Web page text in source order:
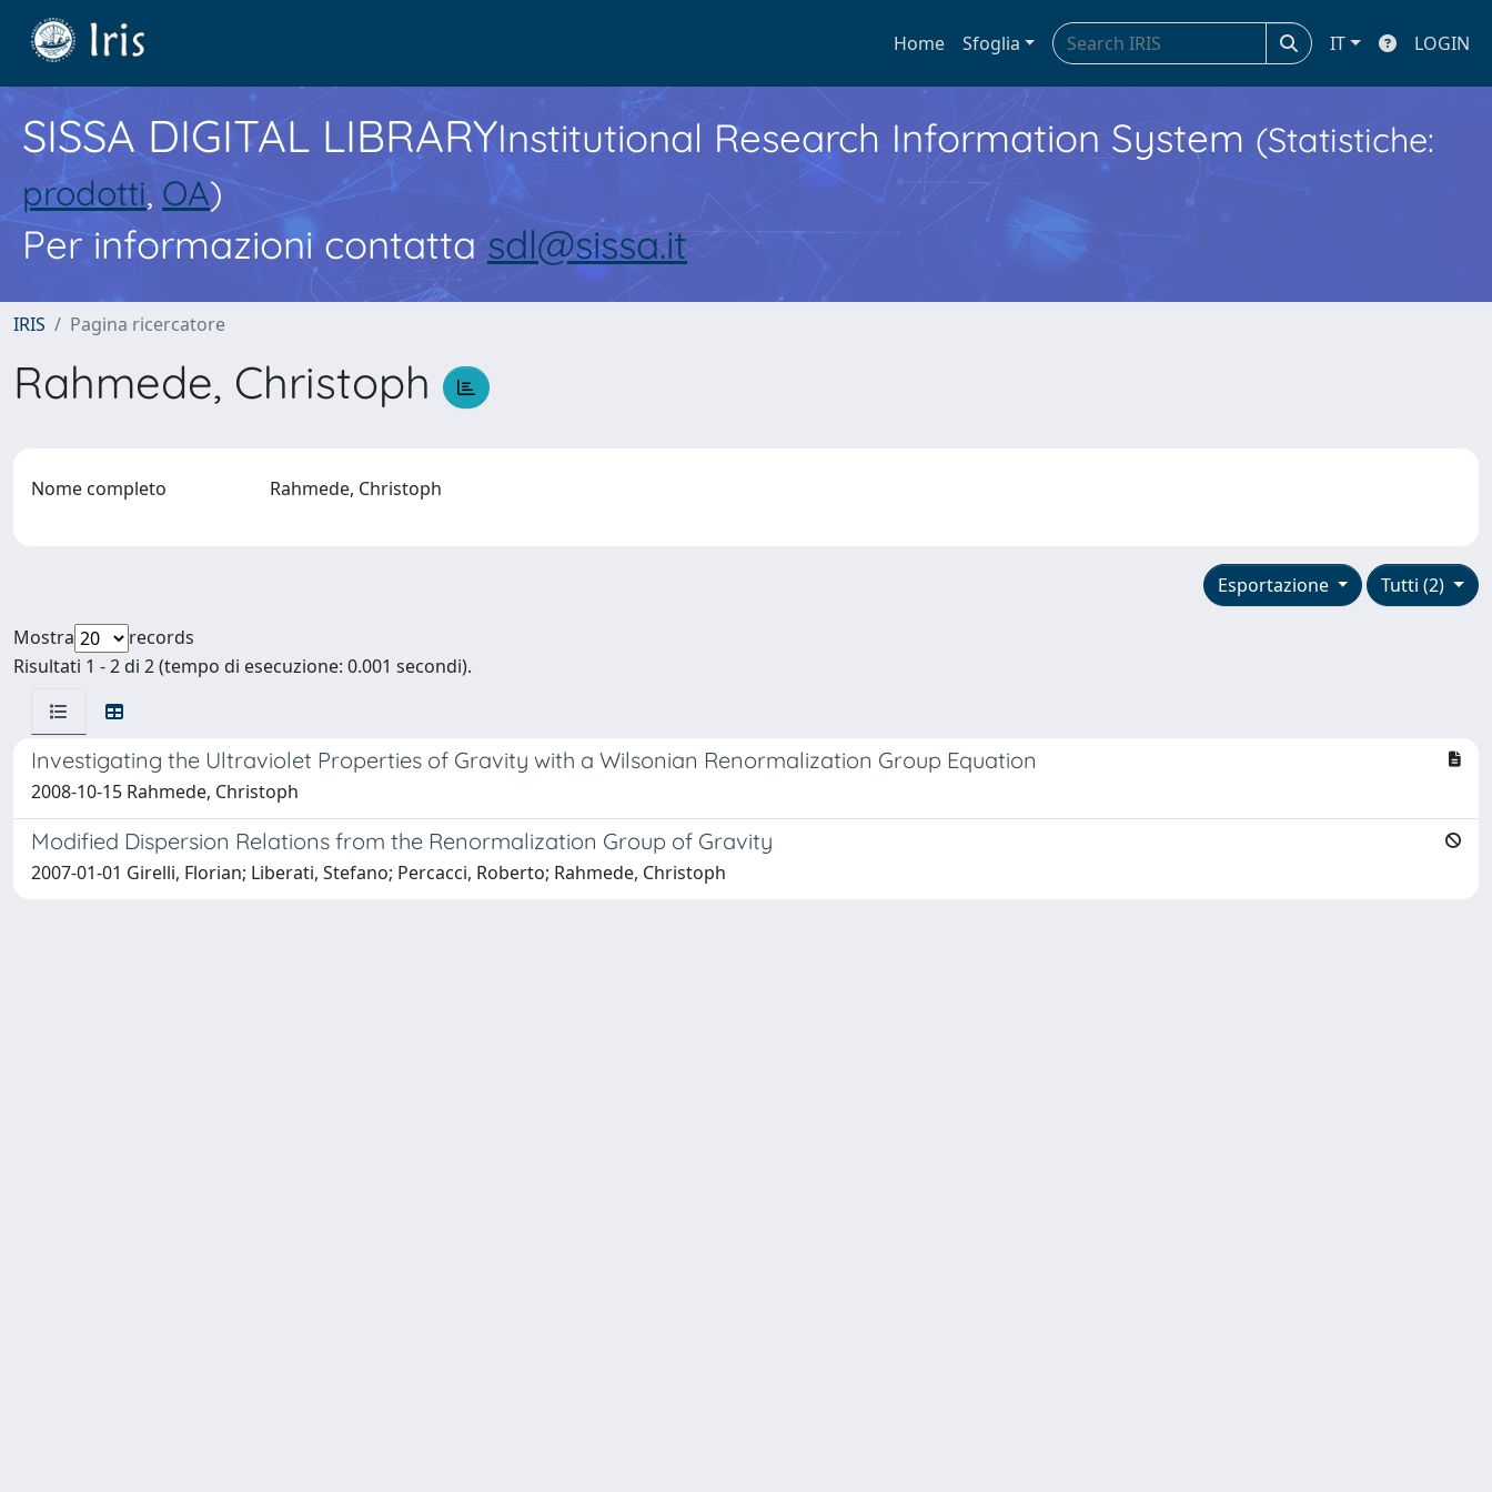
Home Sfoglia IT LOGIN
SISSA DIGITAL LIBRARYInstitutional Research Information System (Statistiche:
prodotti, OA)
Per informazioni contatta sdl@sissa.it
IRIS Pagina ricercatore
Rahmede, Christoph
Nome completo Rahmede, Christoph
Tutti (2)
Esportazione
Mostra
records
Risultati 1 - 2 di 2 (tempo di esecuzione: 0.001 secondi).
Investigating the Ultraviolet Properties of Gravity with a Wilsonian Renormalization Group Equation
2008-10-15 Rahmede, Christoph
Modified Dispersion Relations from the Renormalization Group of Gravity
2007-01-01 Girelli, Florian; Liberati, Stefano; Percacci, Roberto; Rahmede, Christoph